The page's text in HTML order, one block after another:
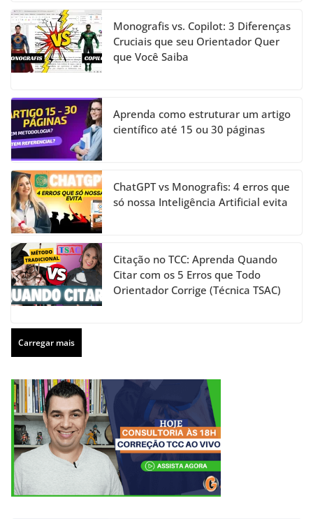
Monografis vs. Copilot: 3 Diferenças
Cruciais que seu Orientador Quer
que Você Saiba
Aprenda como estruturar um artigo
científico até 15 ou 30 páginas
ChatGPT vs Monografis: 4 erros que
só nossa Inteligência Artificial evita
Citação no TCC: Aprenda Quando
Citar com os 5 Erros que Todo
Orientador Corrige (Técnica TSAC)
Carregar mais